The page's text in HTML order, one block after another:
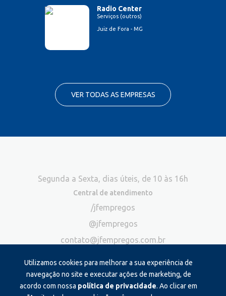
Radio Center
Serviços (outros)
Juiz de Fora - MG
VER TODAS AS EMPRESAS
Utilizamos cookies para melhorar a sua experiência de
navegação no site e executar ações de marketing, de
acordo com nossa política de privacidade. Ao clicar em
Segunda a Sexta, dias úteis, de 10 às 16h
Central de atendimento
/jfempregos
@jfempregos
contato@jfempregos.com.br
Publicidade
*Exclusivo para atendimento via chat. Não atendemos ligações neste